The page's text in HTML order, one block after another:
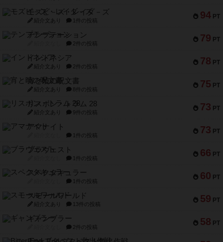
94 PT
モズビ－ズ・レイダ－ズ
紹介文あり 1件の投稿
79 PT
テンプテーション
2件の投稿
78 PT
インドネシア
紹介文あり 2件の投稿
75 PT
宵と暁の呪文書
紹介文あり 8件の投稿
73 PT
リスボン・トラム 28
紹介文あり 9件の投稿
73 PT
アマナイト
1件の投稿
66 PT
ブラヴェスト
1件の投稿
60 PT
スペクタキュラー
1件の投稿
59 PT
スモールワールド
紹介文あり 13件の投稿
58 PT
ギャンブラー
2件の投稿